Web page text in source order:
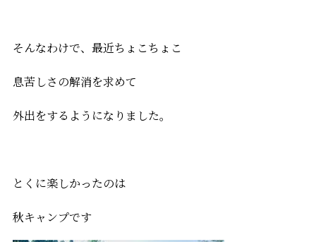
そんなわけで、最近ちょこちょこ
息苦しさの解消を求めて
外出をするようになりました。
とくに楽しかったのは
秋キャンプです